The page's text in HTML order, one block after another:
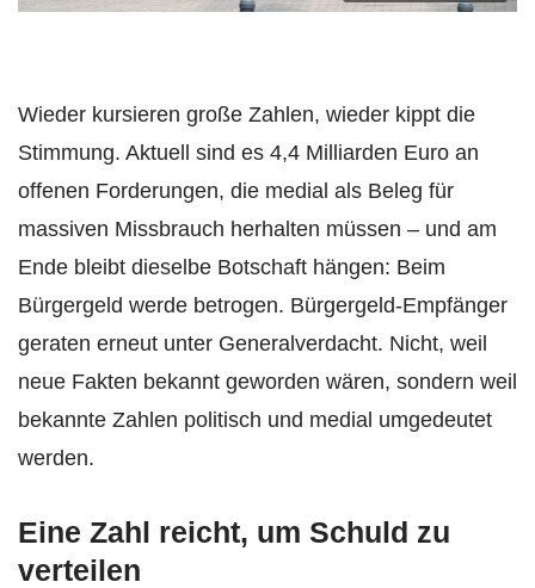
Wieder kursieren große Zahlen, wieder kippt die
Stimmung. Aktuell sind es 4,4 Milliarden Euro an
offenen Forderungen, die medial als Beleg für
massiven Missbrauch herhalten müssen – und am
Ende bleibt dieselbe Botschaft hängen: Beim
Bürgergeld werde betrogen. Bürgergeld-Empfänger
geraten erneut unter Generalverdacht. Nicht, weil
neue Fakten bekannt geworden wären, sondern weil
bekannte Zahlen politisch und medial umgedeutet
werden.
Eine Zahl reicht, um Schuld zu
verteilen